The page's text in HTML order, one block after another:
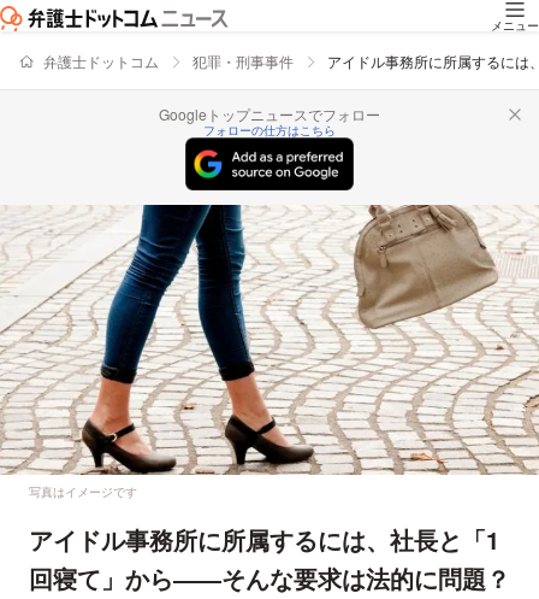
メニュー
弁護士ドットコム 犯罪・刑事事件 アイドル事務所に所属するに
Googleトップニュースでフォロー
フォローの仕方はこちら
写真はイメージです
アイドル事務所に所属するには、社長と「1
回寝て」から――そんな要求は法的に問題？